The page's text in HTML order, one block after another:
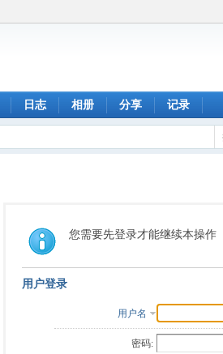
日志 相册 分享 记录
您需要先登录才能继续本操作
用户登录
用户名
密码: